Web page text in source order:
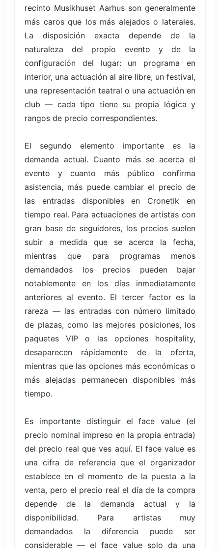
recinto Musikhuset Aarhus son generalmente
más caros que los más alejados o laterales.
La disposición exacta depende de la
naturaleza del propio evento y de la
configuración del lugar: un programa en
interior, una actuación al aire libre, un festival,
una representación teatral o una actuación en
club — cada tipo tiene su propia lógica y
rangos de precio correspondientes.
El segundo elemento importante es la
demanda actual. Cuanto más se acerca el
evento y cuanto más público confirma
asistencia, más puede cambiar el precio de
las entradas disponibles en Cronetik en
tiempo real. Para actuaciones de artistas con
gran base de seguidores, los precios suelen
subir a medida que se acerca la fecha,
mientras que para programas menos
demandados los precios pueden bajar
notablemente en los días inmediatamente
anteriores al evento. El tercer factor es la
rareza — las entradas con número limitado
de plazas, como las mejores posiciones, los
paquetes VIP o las opciones hospitality,
desaparecen rápidamente de la oferta,
mientras que las opciones más económicas o
más alejadas permanecen disponibles más
tiempo.
Es importante distinguir el face value (el
precio nominal impreso en la propia entrada)
del precio real que ves aquí. El face value es
una cifra de referencia que el organizador
establece en el momento de la puesta a la
venta, pero el precio real el día de la compra
depende de la demanda actual y la
disponibilidad. Para artistas muy
demandados la diferencia puede ser
considerable — el face value solo da una